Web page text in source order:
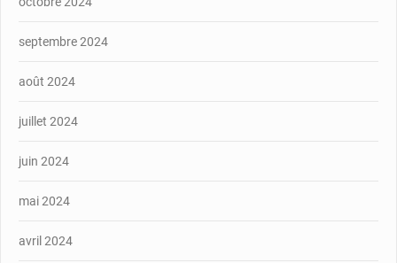
septembre 2024
août 2024
juillet 2024
juin 2024
mai 2024
avril 2024